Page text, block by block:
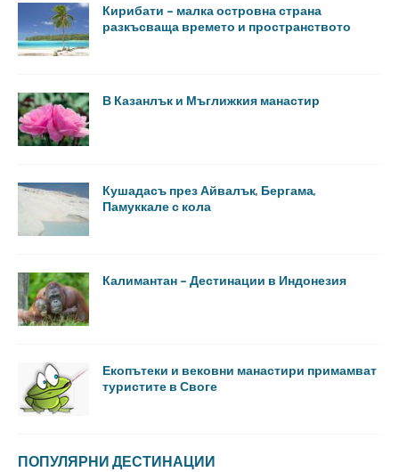
Кирибати – малка островна страна
разкъсваща времето и пространството
В Казанлък и Мъглижкия манастир
Кушадасъ през Айвалък, Бергама,
Памуккале с кола
Калимантан – Дестинации в Индонезия
Екопътеки и вековни манастири примамват
туристите в Своге
ПОПУЛЯРНИ ДЕСТИНАЦИИ